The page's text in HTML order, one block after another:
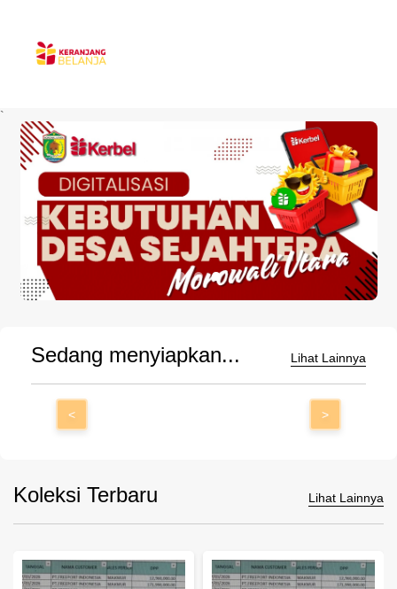
`
Sedang menyiapkan... Lihat Lainnya
< >
Koleksi Terbaru Lihat Lainnya